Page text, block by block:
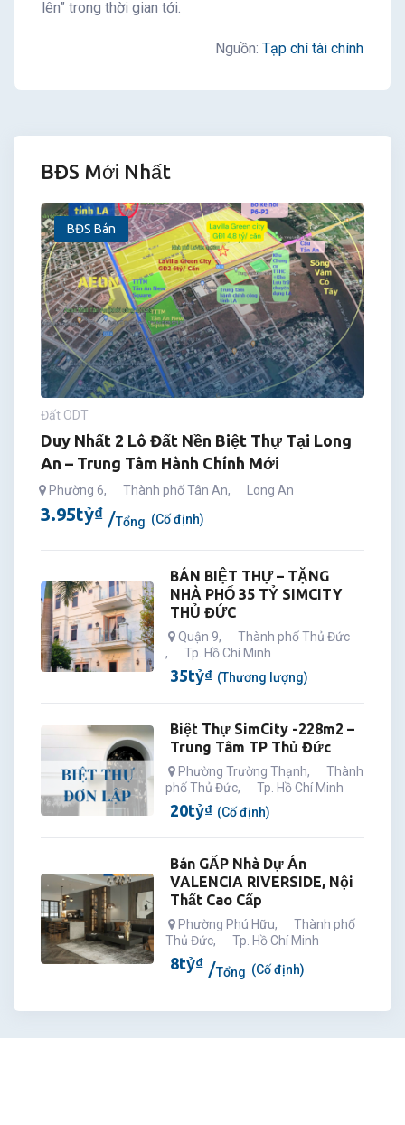
lên” trong thời gian tới.
Nguồn: Tạp chí tài chính
BĐS Mới Nhất
BĐS Bán
Đất ODT
Duy Nhất 2 Lô Đất Nền Biệt Thự Tại Long
An – Trung Tâm Hành Chính Mới
Phường 6, Thành phố Tân An, Long An
3.95tỷ₫ Tổng (Cố định)
BÁN BIỆT THỰ – TẶNG
NHÀ PHỐ 35 TỶ SIMCITY
THỦ ĐỨC
Quận 9,
Thành phố Thủ Đức
,
Tp. Hồ Chí Minh
35tỷ₫ (Thương lượng)
Biệt Thự SimCity -228m2 –
Trung Tâm TP Thủ Đức
Phường Trường Thạnh,
Thành
phố Thủ Đức, Tp. Hồ Chí Minh
20tỷ₫ (Cố định)
Bán GẤP Nhà Dự Án
VALENCIA RIVERSIDE, Nội
Thất Cao Cấp
Phường Phú Hữu,
Thành phố
Thủ Đức, Tp. Hồ Chí Minh
8tỷ₫ Tổng (Cố định)